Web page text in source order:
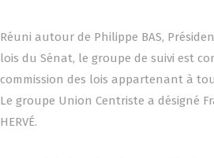
Réuni autour de Philippe BAS,
lois du Sénat, le groupe de suivi est
commission des lois appartenant à
Le groupe Union Centriste a désigné
HERVÉ.